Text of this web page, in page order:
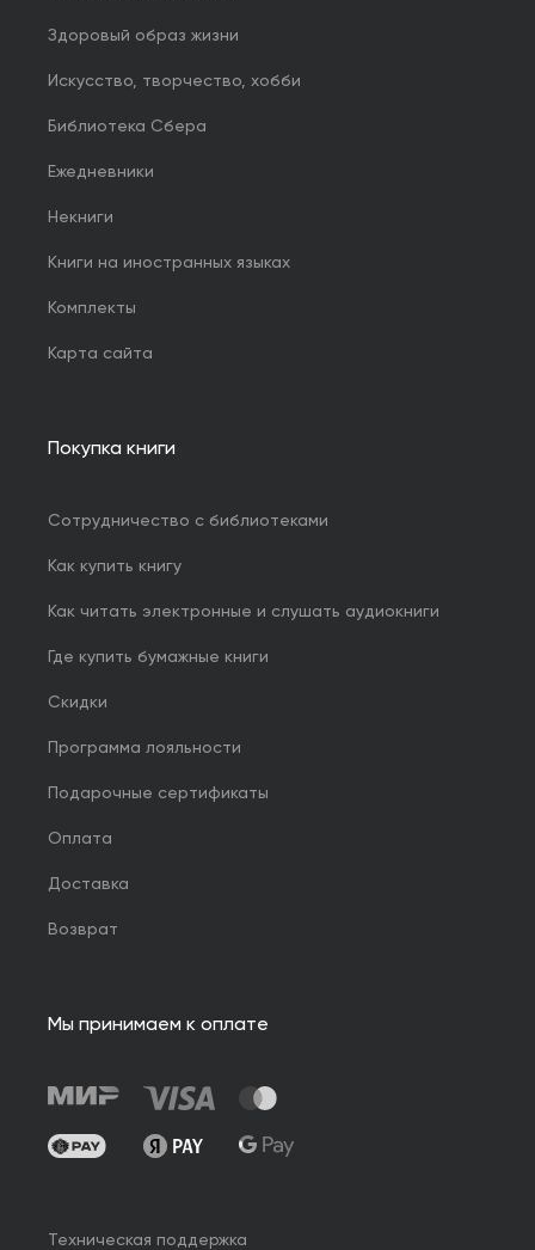
Здоровый образ жизни
Искусство, творчество, хобби
Библиотека Сбера
Ежедневники
Некниги
Книги на иностранных языках
Комплекты
Карта сайта
Покупка книги
Сотрудничество с библиотеками
Как купить книгу
Как читать электронные и слушать аудиокниги
Где купить бумажные книги
Скидки
Программа лояльности
Подарочные сертификаты
Оплата
Доставка
Возврат
Мы принимаем к оплате
Техническая поддержка